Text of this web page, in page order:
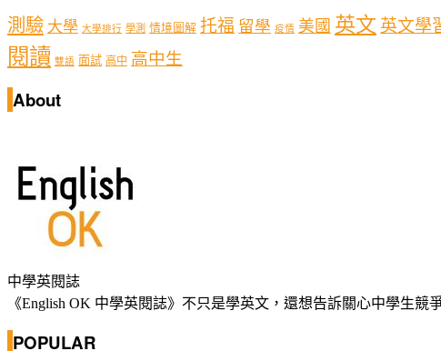
測驗 大學 大學排行 學測 情境圖解 托福 留學 疫情 美國 英文 英文學
閱讀 雙語 面試 高中 高中生
About
中學英閱誌
《English OK 中學英閱誌》不只是學英文，還想告訴關心中學生
POPULAR